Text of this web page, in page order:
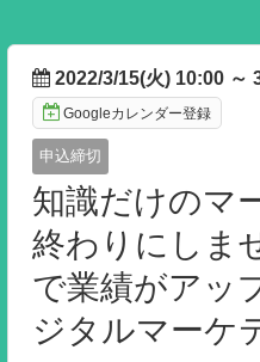
2022/3/15(火) 10:00 ～
Googleカレンダー登録
申込締切
知識だけのマ
終わりにしま
で業績がアッ
ジタルマーケ